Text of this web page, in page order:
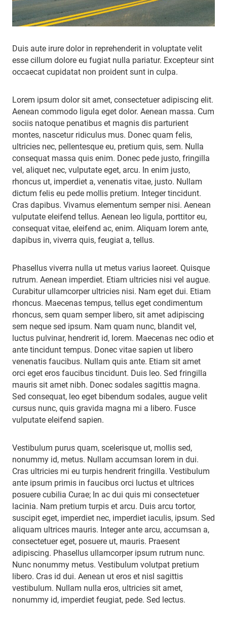
Duis aute irure dolor in reprehenderit in voluptate velit
esse cillum dolore eu fugiat nulla pariatur. Excepteur sint
occaecat cupidatat non proident sunt in culpa.
Lorem ipsum dolor sit amet, consectetuer adipiscing elit.
Aenean commodo ligula eget dolor. Aenean massa. Cum
sociis natoque penatibus et magnis dis parturient
montes, nascetur ridiculus mus. Donec quam felis,
ultricies nec, pellentesque eu, pretium quis, sem. Nulla
consequat massa quis enim. Donec pede justo, fringilla
vel, aliquet nec, vulputate eget, arcu. In enim justo,
rhoncus ut, imperdiet a, venenatis vitae, justo. Nullam
dictum felis eu pede mollis pretium. Integer tincidunt.
Cras dapibus. Vivamus elementum semper nisi. Aenean
vulputate eleifend tellus. Aenean leo ligula, porttitor eu,
consequat vitae, eleifend ac, enim. Aliquam lorem ante,
dapibus in, viverra quis, feugiat a, tellus.
Phasellus viverra nulla ut metus varius laoreet. Quisque
rutrum. Aenean imperdiet. Etiam ultricies nisi vel augue.
Curabitur ullamcorper ultricies nisi. Nam eget dui. Etiam
rhoncus. Maecenas tempus, tellus eget condimentum
rhoncus, sem quam semper libero, sit amet adipiscing
sem neque sed ipsum. Nam quam nunc, blandit vel,
luctus pulvinar, hendrerit id, lorem. Maecenas nec odio et
ante tincidunt tempus. Donec vitae sapien ut libero
venenatis faucibus. Nullam quis ante. Etiam sit amet
orci eget eros faucibus tincidunt. Duis leo. Sed fringilla
mauris sit amet nibh. Donec sodales sagittis magna.
Sed consequat, leo eget bibendum sodales, augue velit
cursus nunc, quis gravida magna mi a libero. Fusce
vulputate eleifend sapien.
Vestibulum purus quam, scelerisque ut, mollis sed,
nonummy id, metus. Nullam accumsan lorem in dui.
Cras ultricies mi eu turpis hendrerit fringilla. Vestibulum
ante ipsum primis in faucibus orci luctus et ultrices
posuere cubilia Curae; In ac dui quis mi consectetuer
lacinia. Nam pretium turpis et arcu. Duis arcu tortor,
suscipit eget, imperdiet nec, imperdiet iaculis, ipsum. Sed
aliquam ultrices mauris. Integer ante arcu, accumsan a,
consectetuer eget, posuere ut, mauris. Praesent
adipiscing. Phasellus ullamcorper ipsum rutrum nunc.
Nunc nonummy metus. Vestibulum volutpat pretium
libero. Cras id dui. Aenean ut eros et nisl sagittis
vestibulum. Nullam nulla eros, ultricies sit amet,
nonummy id, imperdiet feugiat, pede. Sed lectus.